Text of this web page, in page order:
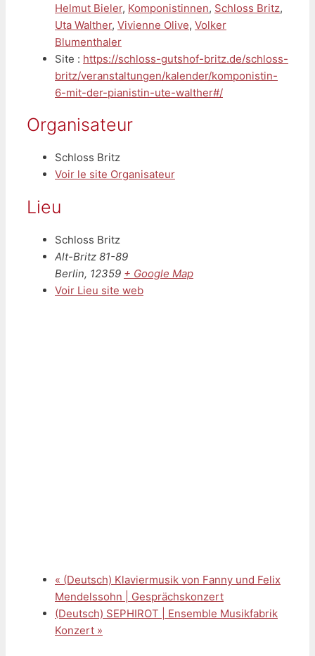
Helmut Bieler, Komponistinnen, Schloss Britz,
Uta Walther, Vivienne Olive, Volker
Blumenthaler
Site : https://schloss-gutshof-britz.de/schloss-
britz/veranstaltungen/kalender/komponistin-
6-mit-der-pianistin-ute-walther#/
Organisateur
Schloss Britz
Voir le site Organisateur
Lieu
Schloss Britz
Alt-Britz 81-89
Berlin, 12359 + Google Map
Voir Lieu site web
« (Deutsch) Klaviermusik von Fanny und Felix
Mendelssohn | Gesprächskonzert
(Deutsch) SEPHIROT | Ensemble Musikfabrik
Konzert »